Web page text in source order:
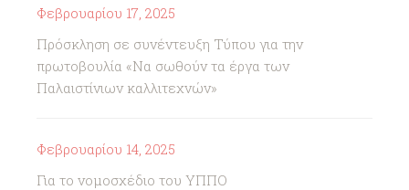
Φεβρουαρίου 17, 2025
Πρόσκληση σε συνέντευξη Τύπου για την
πρωτοβουλία «Να σωθούν τα έργα των
Παλαιστίνιων καλλιτεχνών»
Φεβρουαρίου 14, 2025
Για το νομοσχέδιο του ΥΠΠΟ